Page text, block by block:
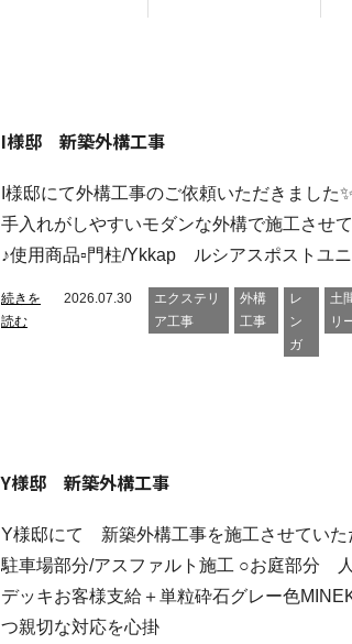
I様邸 新築外構工事
I様邸にて外構工事のご依頼いただきました
手入れがしやすいモダンな外構で施工させ
♪使用商品▫門柱/Ykkap ルシアスポストユ
続きを
読む
2026.07.30
エクステリ
ア工事
外構
工事
レ
ン
ガ
土
リ
Y様邸 新築外構工事
Y様邸にて 新築外構工事を施工させていた
駐車場部分/アスファルト施工 ○お庭部分
デッキお客様支給＋単粒砕石グレー色
つ親切な対応を心掛